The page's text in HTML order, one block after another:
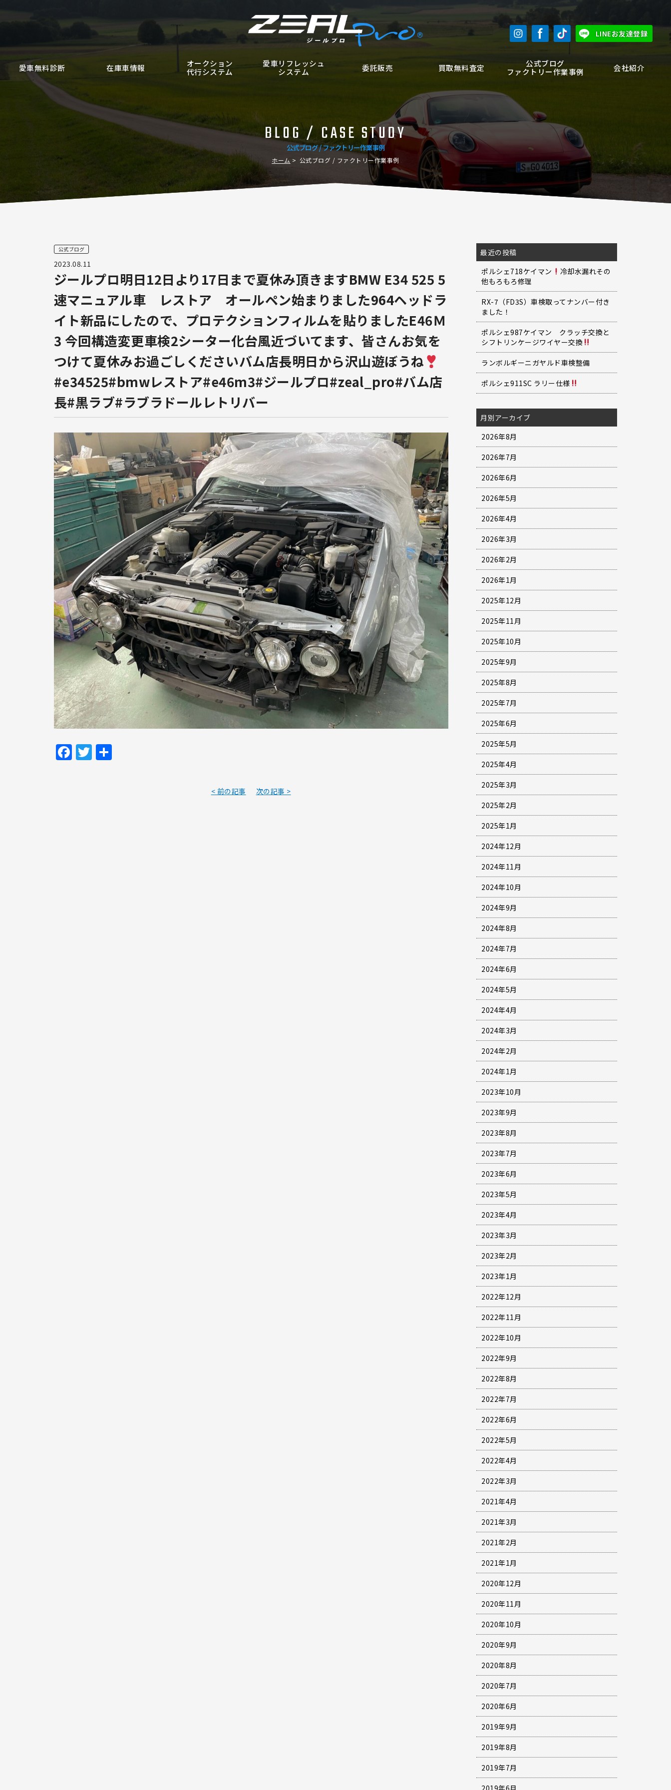
LINEお友達登録
愛車無料診断 在庫車情報
オークション
代行システム
愛車リフレッシュ
システム
委託販売 買取無料査定
公式ブログ
ファクトリー作業事例
会社紹介
公式ブログ / ファクトリー作業事例
BLOG / CASE STUDY
ホーム 公式ブログ / ファクトリー作業事例
公式ブログ
2023.08.11
ジールプロ明日12日より17日まで夏休み頂きますBMW E34 525 5
速マニュアル車 レストア オールペン始まりました964ヘッドラ
イト新品にしたので、プロテクションフィルムを貼りましたE46Ｍ
3 今回構造変更車検2シーター化台風近づいてます、皆さんお気を
つけて夏休みお過ごしくださいバム店長明日から沢山遊ぼうね
#e34525#bmwレストア#e46m3#ジールプロ#zeal_pro#バム店
長#黒ラブ#ラブラドールレトリバー
Facebook
Twitter
共
< 前の記事 次の記事 >
最近の投稿
ポルシェ718ケイマン
冷却水漏れその
他もろもろ修理
RX-7（FD3S）車検取ってナンバー付き
ました！
ポルシェ987ケイマン クラッチ交換と
シフトリンケージワイヤー交換
ランボルギーニガヤルド車検整備
ポルシェ911SC ラリー仕様
月別アーカイブ
2026年8月
2026年7月
2026年6月
2026年5月
2026年4月
2026年3月
2026年2月
2026年1月
2025年12月
2025年11月
2025年10月
2025年9月
2025年8月
2025年7月
2025年6月
2025年5月
2025年4月
2025年3月
2025年2月
2025年1月
2024年12月
2024年11月
2024年10月
2024年9月
2024年8月
2024年7月
2024年6月
2024年5月
2024年4月
2024年3月
2024年2月
2024年1月
2023年10月
2023年9月
2023年8月
2023年7月
2023年6月
2023年5月
2023年4月
2023年3月
2023年2月
2023年1月
2022年12月
2022年11月
2022年10月
2022年9月
2022年8月
2022年7月
2022年6月
2022年5月
2022年4月
2022年3月
2021年4月
2021年3月
2021年2月
2021年1月
2020年12月
2020年11月
2020年10月
2020年9月
2020年8月
2020年7月
2020年6月
2019年9月
2019年8月
2019年7月
2019年6月